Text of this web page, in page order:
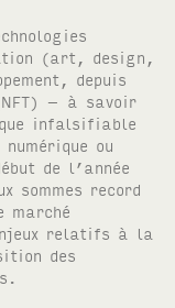
(art, design,
depuis
– à savoir
infalsifiable
ou
de l’année
sommes record
marché
relatifs à la
des